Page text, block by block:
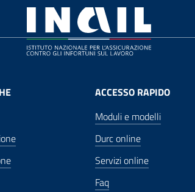
ACCESSO RAPIDO
Moduli e modelli
Durc online
Servizi online
Faq